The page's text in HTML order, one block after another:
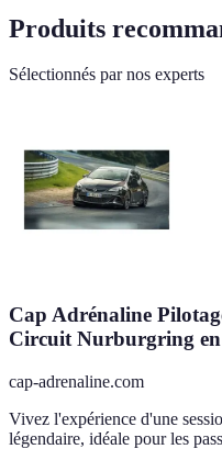
Produits
Sélectionnés par nos experts
Cap Adrénaline
Circuit Nurburgring en
cap-adrenaline.com
Vivez l'expérience d'une
légendaire, idéale pour les